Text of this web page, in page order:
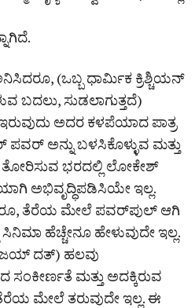
(ಒಬ್ಬ ಧಾರ್ಮಿಕ ಕ್ರಿಶ್ಚಿಯನ್
ಬದಲು, ಸುಡಲಾಗುತ್ತದೆ)
ಅದರ ಕಳಪೆಯಾದ ಪಾತ್ರ
ಅನ್ನು ಬಳಸಿಕೊಳ್ಳುವ ಮತ್ತು
ತೋರಿಸುವ ಭರದಲ್ಲಿ ಲೋಕೇಶ್
ಅಭಿವೃದ್ಧಿಪಡಿಸಿಯೇ ಇಲ್ಲ.
ತೆರೆಯ ಮೇಲೆ ಪವರ್‌ಪುಲ್ ಆಗಿ
ಹೆಚ್ಚೇನೂ ಹೇಳುವುದೇ ಇಲ್ಲ.
ದತ್) ಹಲವು
ಸಂಕೀರ್ಣತೆ ಮತ್ತು ಅದಕ್ಕಿರುವ
ಮೇಲೆ ತರುವುದೇ ಇಲ್ಲ. ಈ